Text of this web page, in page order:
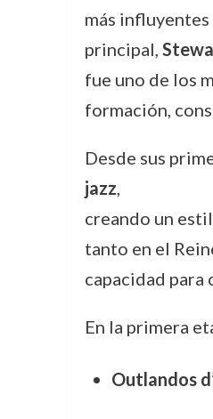
más
principal,
fue uno de los
formación,
Desde sus
jazz,
creando un
tanto en el
capacidad
En la primera
Outlandos